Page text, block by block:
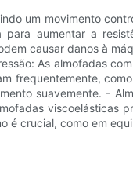
um movimento
aumentar a
causar danos à
As almofadas
frequentemente,
suavemente. -
viscoelásticas
é crucial, como em